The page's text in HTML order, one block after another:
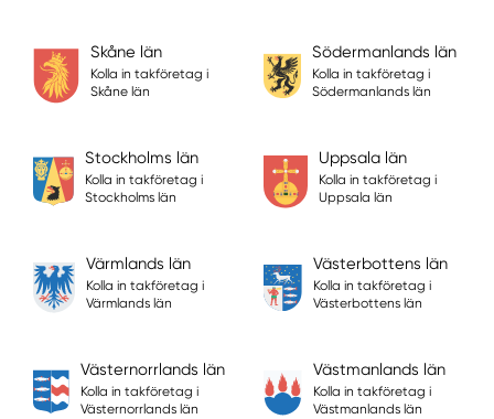
Skåne län
Kolla in takföretag i
Skåne län
Södermanlands län
Kolla in takföretag i
Södermanlands län
Stockholms län
Kolla in takföretag i
Stockholms län
Uppsala län
Kolla in takföretag i
Uppsala län
Värmlands län
Kolla in takföretag i
Värmlands län
Västerbottens län
Kolla in takföretag i
Västerbottens län
Västernorrlands län
Kolla in takföretag i
Västernorrlands län
Västmanlands län
Kolla in takföretag i
Västmanlands län